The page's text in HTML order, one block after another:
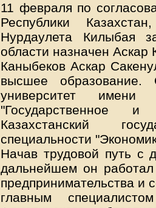
11 февраля по
Республики
Нурдаулета Килыбая
области назначен Аскар
Каныбеков Аскар
высшее образование.
университет имени
"Государственное
Казахстанский
специальности
Начав трудовой путь с
дальнейшем он
предпринимательства и
главным